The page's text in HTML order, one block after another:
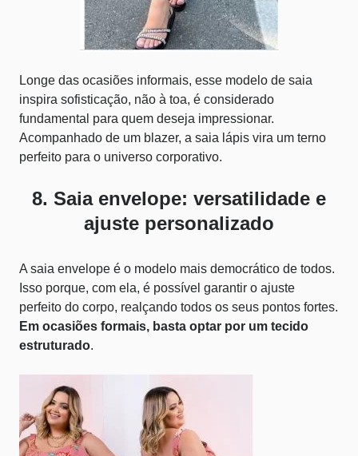
Longe das ocasiões informais, esse modelo de saia
inspira sofisticação, não à toa, é considerado
fundamental para quem deseja impressionar.
Acompanhado de um blazer, a saia lápis vira um terno
perfeito para o universo corporativo.
8. Saia envelope: versatilidade e
ajuste personalizado
A saia envelope é o modelo mais democrático de todos.
Isso porque, com ela, é possível garantir o ajuste
perfeito do corpo, realçando todos os seus pontos fortes.
Em ocasiões formais, basta optar por um tecido
estruturado.